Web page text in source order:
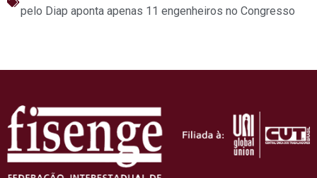
pelo Diap aponta apenas 11 engenheiros no Congresso